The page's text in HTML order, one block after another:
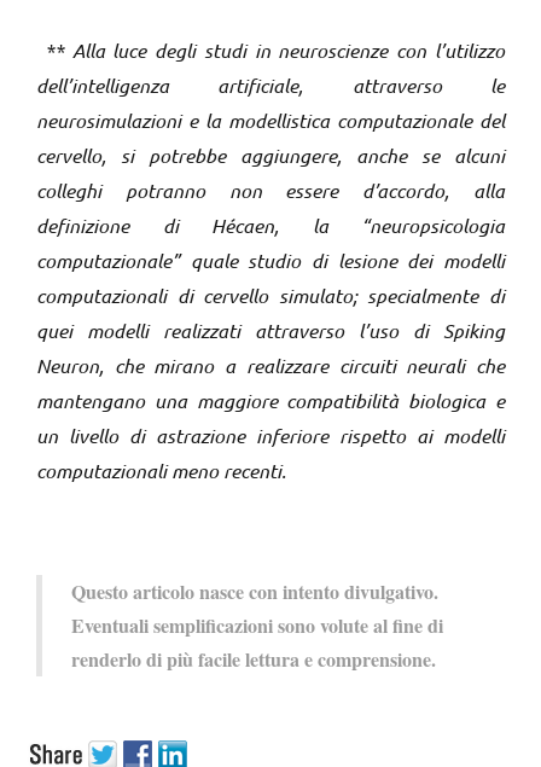
** Alla luce degli studi in neuroscienze con l’utilizzo
dell’intelligenza artificiale, attraverso le
neurosimulazioni e la modellistica computazionale del
cervello, si potrebbe aggiungere, anche se alcuni
colleghi potranno non essere d’accordo, alla
definizione di Hécaen, la “neuropsicologia
computazionale” quale studio di lesione dei modelli
computazionali di cervello simulato; specialmente di
quei modelli realizzati attraverso l’uso di Spiking
Neuron, che mirano a realizzare circuiti neurali che
mantengano una maggiore compatibilità biologica e
un livello di astrazione inferiore rispetto ai modelli
computazionali meno recenti.
Questo articolo nasce con intento divulgativo.
Eventuali semplificazioni sono volute al fine di
renderlo di più facile lettura e comprensione.